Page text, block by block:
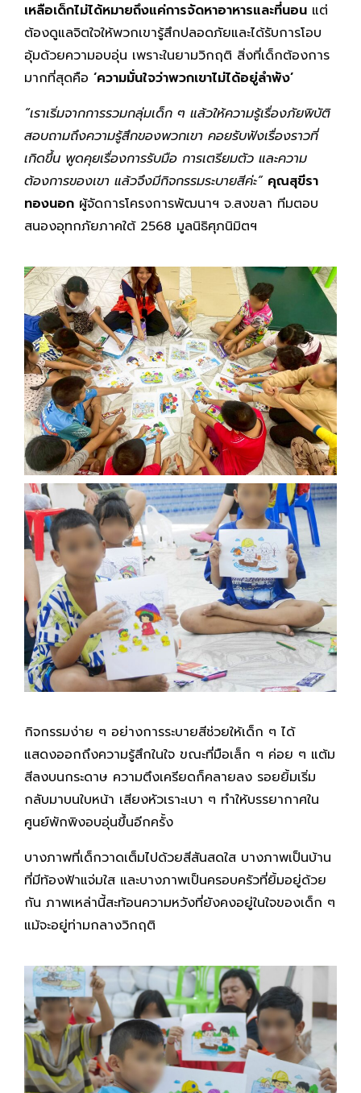
เหลือเด็กไม่ได้หมายถึงแค่การจัดหาอาหารและที่นอน แต่
ต้องดูแลจิตใจให้พวกเขารู้สึกปลอดภัยและได้รับการโอบ
อุ้มด้วยความอบอุ่น เพราะในยามวิกฤติ สิ่งที่เด็กต้องการ
มากที่สุดคือ ‘ความมั่นใจว่าพวกเขาไม่ได้อยู่ลำพัง’
“เราเริ่มจากการรวมกลุ่มเด็ก ๆ แล้วให้ความรู้เรื่องภัยพิบัติ
สอบถามถึงความรู้สึกของพวกเขา คอยรับฟังเรื่องราวที่
เกิดขึ้น พูดคุยเรื่องการรับมือ การเตรียมตัว และความ
ต้องการของเขา แล้วจึงมีกิจกรรมระบายสีค่ะ” คุณสุขีรา
ทองนอก ผู้จัดการโครงการพัฒนาฯ จ.สงขลา ทีมตอบ
สนองอุทกภัยภาคใต้ 2568 มูลนิธิศุภนิมิตฯ
กิจกรรมง่าย ๆ อย่างการระบายสีช่วยให้เด็ก ๆ ได้
แสดงออกถึงความรู้สึกในใจ ขณะที่มือเล็ก ๆ ค่อย ๆ แต้ม
สีลงบนกระดาษ ความตึงเครียดก็คลายลง รอยยิ้มเริ่ม
กลับมาบนใบหน้า เสียงหัวเราะเบา ๆ ทำให้บรรยากาศใน
ศูนย์พักพิงอบอุ่นขึ้นอีกครั้ง
บางภาพที่เด็กวาดเต็มไปด้วยสีสันสดใส บางภาพเป็นบ้าน
ที่มีท้องฟ้าแจ่มใส และบางภาพเป็นครอบครัวที่ยิ้มอยู่ด้วย
กัน ภาพเหล่านี้สะท้อนความหวังที่ยังคงอยู่ในใจของเด็ก ๆ
แม้จะอยู่ท่ามกลางวิกฤติ